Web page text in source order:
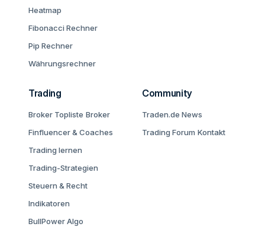
Heatmap
Fibonacci Rechner
Pip Rechner
Währungsrechner
Trading
Broker Topliste Broker
Finfluencer & Coaches
Trading lernen
Trading-Strategien
Steuern & Recht
Indikatoren
BullPower Algo
Community
Traden.de News
Trading Forum Kontakt